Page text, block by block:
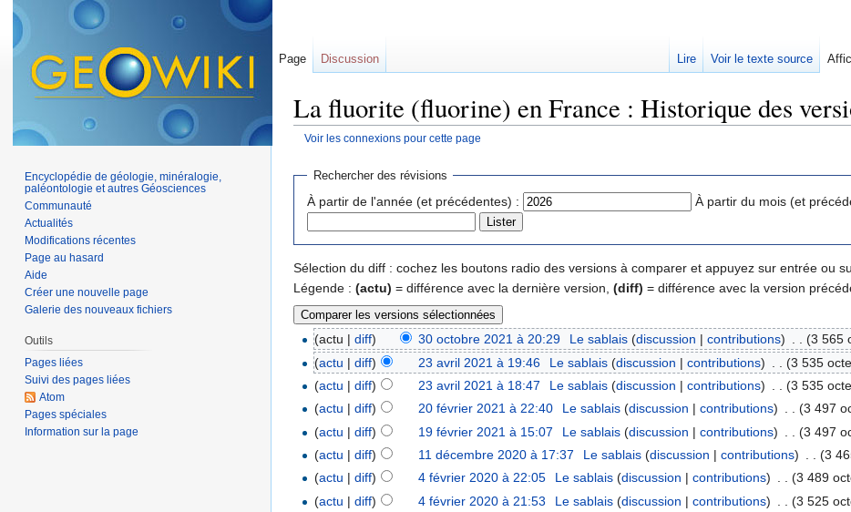
La fluorite (fluorine) en France : Historique des
Voir les connexions pour cette page
Rechercher des révisions
À partir de l'année (et précédentes) : À partir du mois (et
Sélection du diff : cochez les boutons radio des versions à comparer et appuyez sur entrée ou
Légende : (actu) = différence avec la dernière version, (diff) = différence avec la version
(actu |diff) 30 octobre 2021 à 20:29 Le sablais (discussion | contributions) (3 565
(actu |diff) 23 avril 2021 à 19:46 Le sablais (discussion | contributions) (3 535
(actu |diff) 23 avril 2021 à 18:47 Le sablais (discussion | contributions) (3 535
(actu |diff) 20 février 2021 à 22:40 Le sablais (discussion | contributions) . . (3 497
(actu |diff) 19 février 2021 à 15:07 Le sablais (discussion | contributions) (3 497
(actu |diff) 11 décembre 2020 à 17:37 Le sablais (discussion | contributions) (3
(actu |diff) 4 février 2020 à 22:05 Le sablais (discussion | contributions) . . (3 489
(actu |diff) 4 février 2020 à 21:53 Le sablais (discussion | contributions) (3 525
Page Discussion Lire Voir le texte source
Encyclopédie de géologie, minéralogie,
paléontologie et autres Géosciences
Communauté
Actualités
Modifications récentes
Page au hasard
Aide
Créer une nouvelle page
Galerie des nouveaux fichiers
Outils
Pages liées
Suivi des pages liées
Atom
Pages spéciales
Information sur la page